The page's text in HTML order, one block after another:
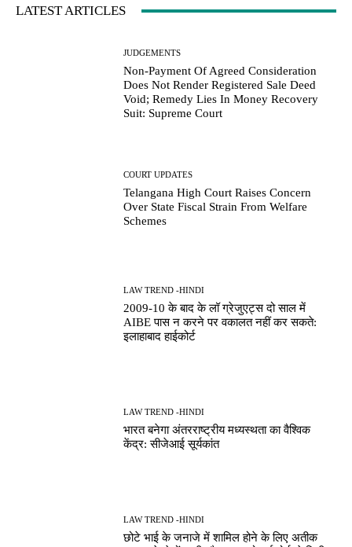
LATEST ARTICLES
JUDGEMENTS
Non-Payment Of Agreed Consideration
Does Not Render Registered Sale Deed
Void; Remedy Lies In Money Recovery
Suit: Supreme Court
COURT UPDATES
Telangana High Court Raises Concern
Over State Fiscal Strain From Welfare
Schemes
LAW TREND -HINDI
2009-10 के बाद के लॉ ग्रेजुएट्स दो साल में
AIBE पास न करने पर वकालत नहीं कर सकते:
इलाहाबाद हाईकोर्ट
LAW TREND -HINDI
भारत बनेगा अंतरराष्ट्रीय मध्यस्थता का वैश्विक
केंद्र: सीजेआई सूर्यकांत
LAW TREND -HINDI
छोटे भाई के जनाजे में शामिल होने के लिए अतीक